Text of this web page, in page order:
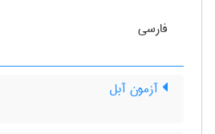
فارسی
آزمون آبل